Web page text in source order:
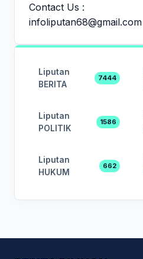
Contact Us :
infoliputan68@gmail.com
Liputan
BERITA
7444
Liputan
POLITIK
1586
Liputan
HUKUM
662